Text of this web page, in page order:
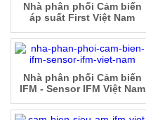
Nhà phân phối Cảm biến
áp suất First Việt Nam
Nhà phân phối Cảm biến
IFM - Sensor IFM Việt Nam